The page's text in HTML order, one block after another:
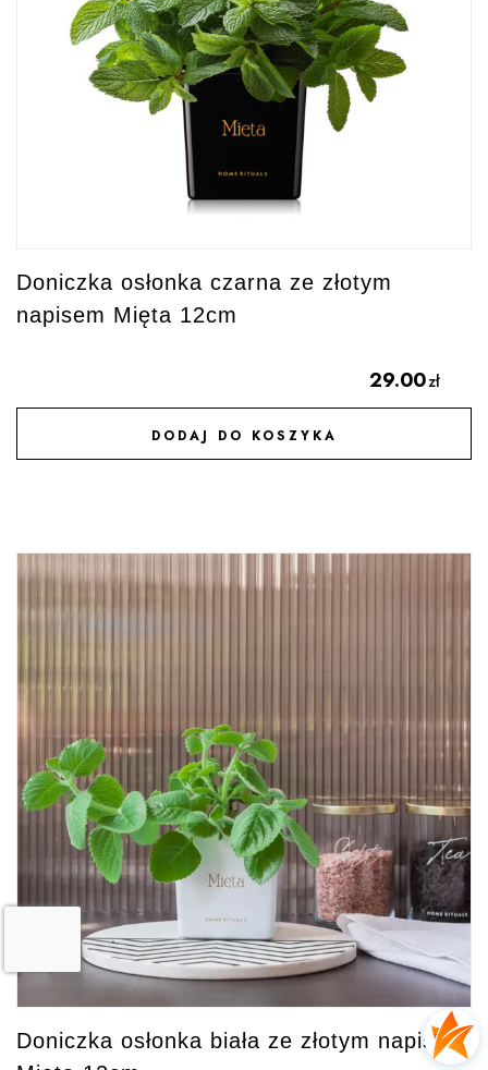
Doniczka osłonka czarna ze złotym
napisem Mięta 12cm
29.00zł
DODAJ DO KOSZYKA
DODAJ DO ULUBIONYCH
Doniczka osłonka biała ze złotym napisem